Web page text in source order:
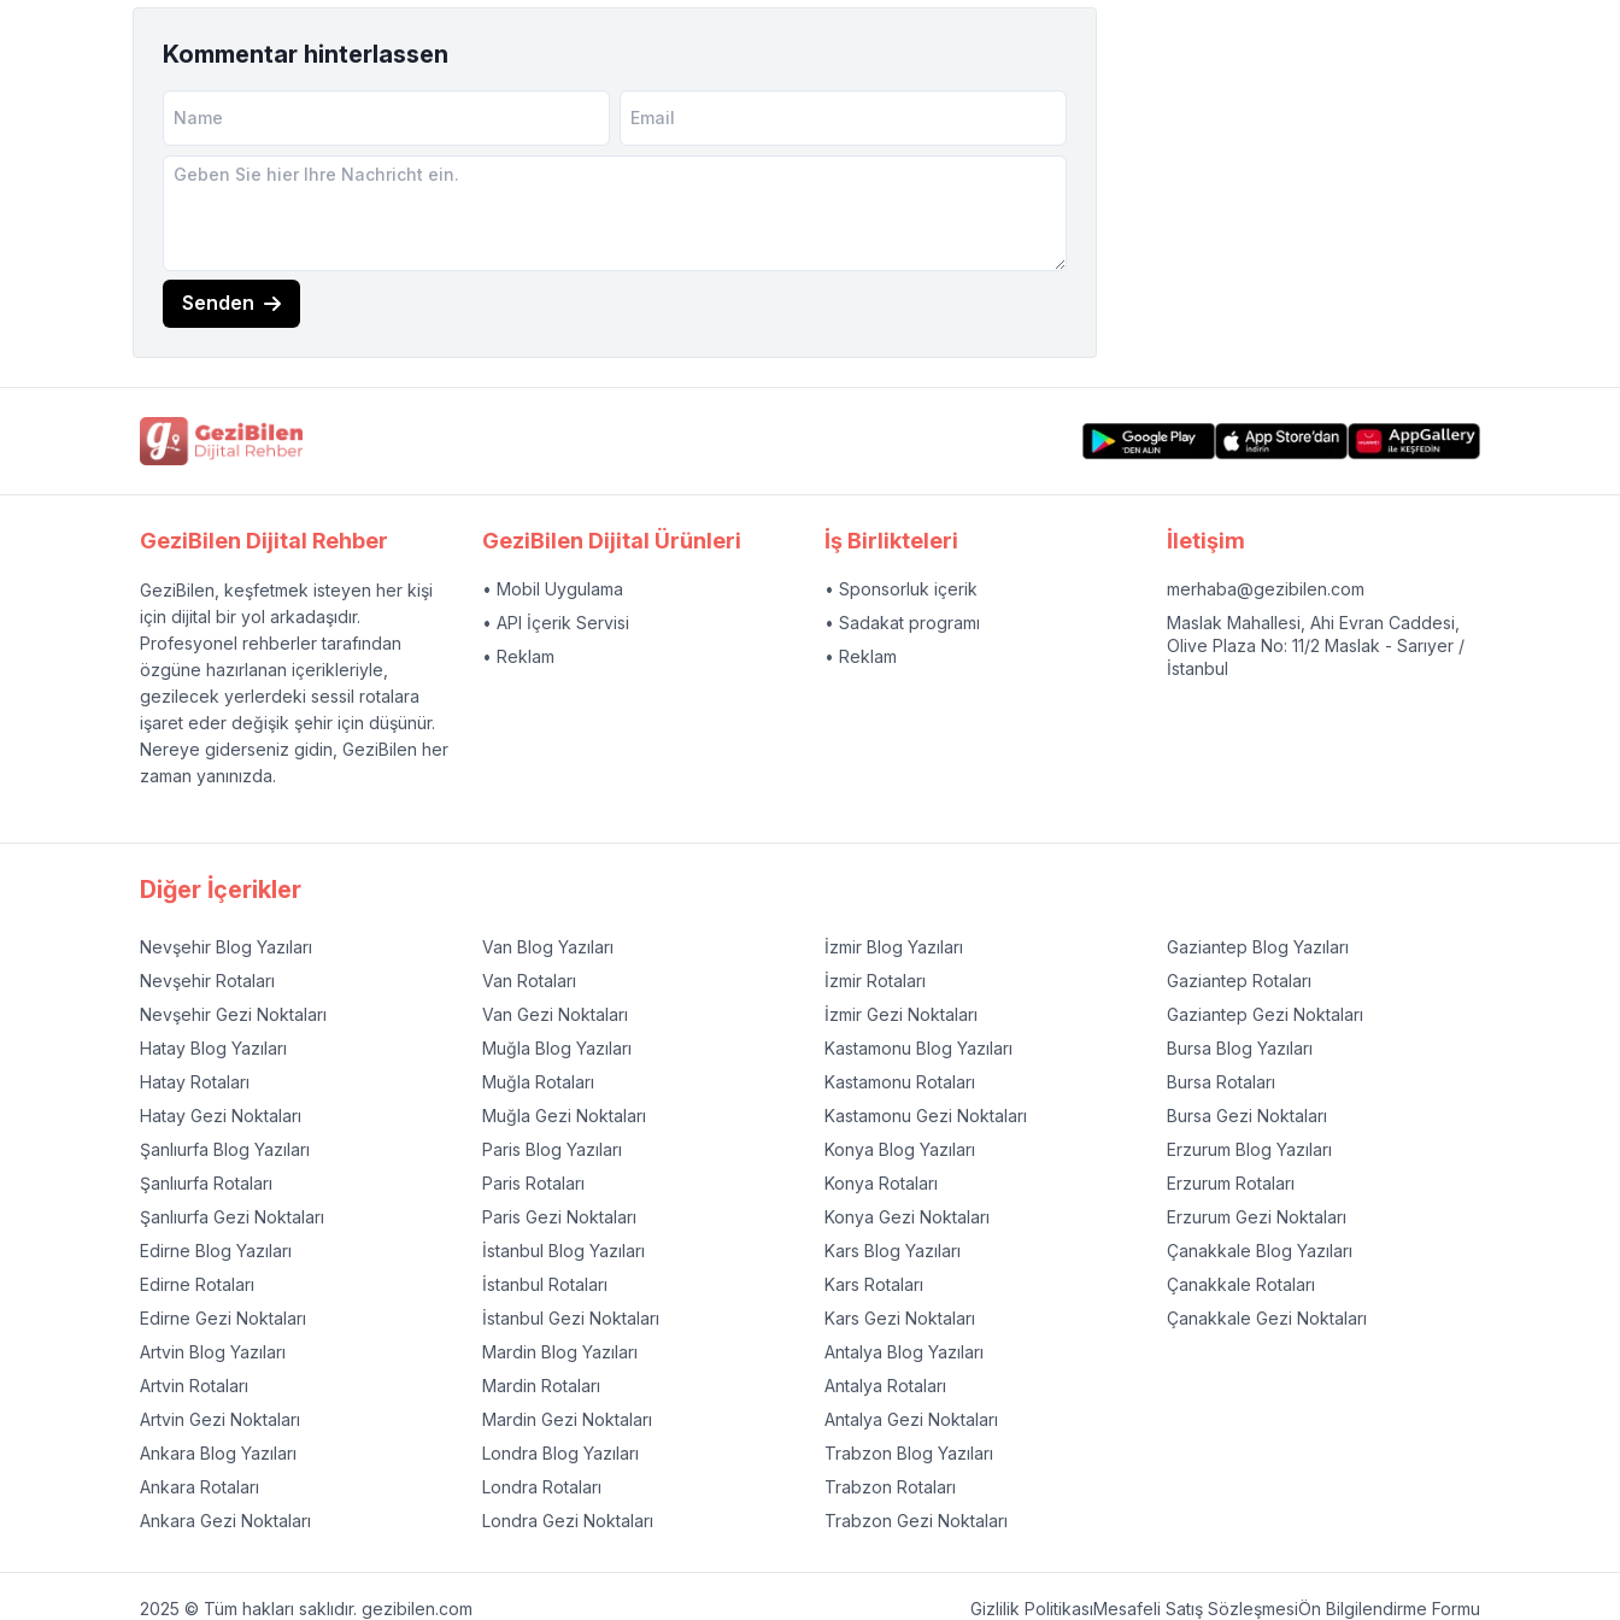
Kommentar hinterlassen
Senden
GeziBilen Dijital Rehber
GeziBilen, keşfetmek isteyen her kişi
için dijital bir yol arkadaşıdır.
Profesyonel rehberler tarafından
özgüne hazırlanan içerikleriyle,
gezilecek yerlerdeki sessil rotalara
işaret eder değişik şehir için düşünür.
Nereye giderseniz gidin, GeziBilen her
zaman yanınızda.
GeziBilen Dijital Ürünleri
• Mobil Uygulama
• API İçerik Servisi
• Reklam
İş Birlikteleri
• Sponsorluk içerik
• Sadakat programı
• Reklam
İletişim
merhaba@gezibilen.com
Maslak Mahallesi, Ahi Evran Caddesi,
Olive Plaza No: 11/2 Maslak - Sarıyer /
İstanbul
Diğer İçerikler
Nevşehir Blog Yazıları
Nevşehir Rotaları
Nevşehir Gezi Noktaları
Hatay Blog Yazıları
Hatay Rotaları
Hatay Gezi Noktaları
Şanlıurfa Blog Yazıları
Şanlıurfa Rotaları
Şanlıurfa Gezi Noktaları
Edirne Blog Yazıları
Edirne Rotaları
Edirne Gezi Noktaları
Artvin Blog Yazıları
Artvin Rotaları
Artvin Gezi Noktaları
Ankara Blog Yazıları
Ankara Rotaları
Ankara Gezi Noktaları
Van Blog Yazıları
Van Rotaları
Van Gezi Noktaları
Muğla Blog Yazıları
Muğla Rotaları
Muğla Gezi Noktaları
Paris Blog Yazıları
Paris Rotaları
Paris Gezi Noktaları
İstanbul Blog Yazıları
İstanbul Rotaları
İstanbul Gezi Noktaları
Mardin Blog Yazıları
Mardin Rotaları
Mardin Gezi Noktaları
Londra Blog Yazıları
Londra Rotaları
Londra Gezi Noktaları
İzmir Blog Yazıları
İzmir Rotaları
İzmir Gezi Noktaları
Kastamonu Blog Yazıları
Kastamonu Rotaları
Kastamonu Gezi Noktaları
Konya Blog Yazıları
Konya Rotaları
Konya Gezi Noktaları
Kars Blog Yazıları
Kars Rotaları
Kars Gezi Noktaları
Antalya Blog Yazıları
Antalya Rotaları
Antalya Gezi Noktaları
Trabzon Blog Yazıları
Trabzon Rotaları
Trabzon Gezi Noktaları
Gaziantep Blog Yazıları
Gaziantep Rotaları
Gaziantep Gezi Noktaları
Bursa Blog Yazıları
Bursa Rotaları
Bursa Gezi Noktaları
Erzurum Blog Yazıları
Erzurum Rotaları
Erzurum Gezi Noktaları
Çanakkale Blog Yazıları
Çanakkale Rotaları
Çanakkale Gezi Noktaları
2025 © Tüm hakları saklıdır. gezibilen.com Gizlilik PolitikasıMesafeli Satış SözleşmesiÖn Bilgilendirme Formu